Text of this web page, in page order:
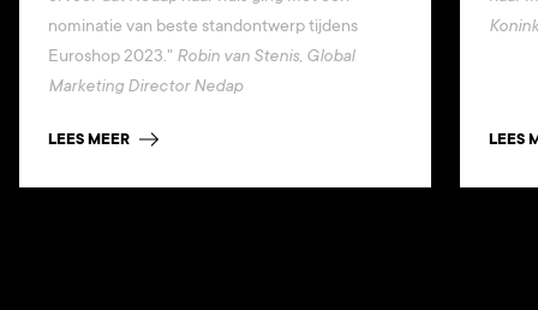
nominatie van beste standontwerp tijdens
Euroshop 2023." Robin van Stenis, Global
Marketing Director Nedap
LEES MEER LEES